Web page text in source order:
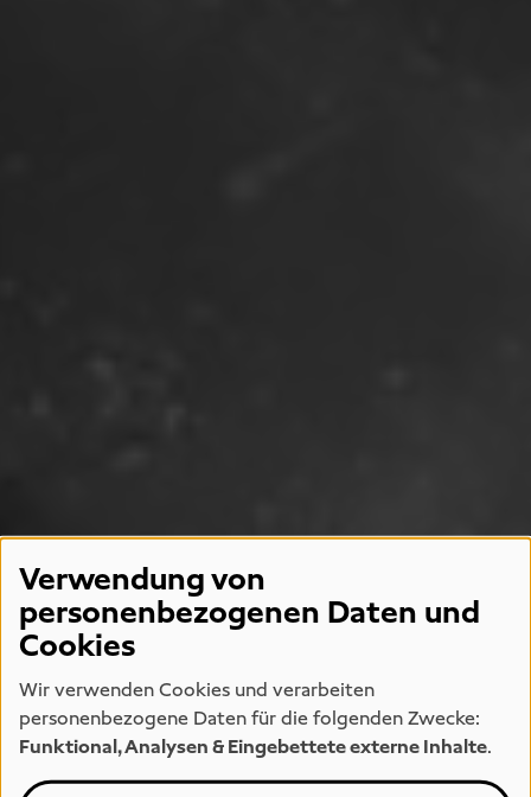
Verwendung von
personenbezogenen Daten und
Cookies
Wir verwenden Cookies und verarbeiten
personenbezogene Daten für die folgenden Zwecke:
Funktional, Analysen & Eingebettete externe Inhalte.